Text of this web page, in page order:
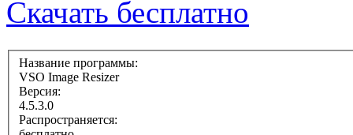
Скачать бесплатно
Название программы:
VSO Image Resizer
Версия:
4.5.3.0
Распространяется: